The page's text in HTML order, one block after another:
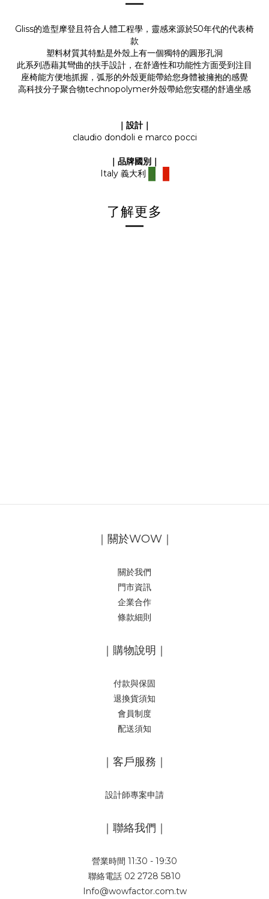
Gliss的造型摩登且符合人體工程學，靈感來源於50年代的代表椅
款
塑料材質其特點是外殼上有一個獨特的圓形孔洞
此系列憑藉其彎曲的扶手設計，在舒適性和功能性方面受到注目
座椅能方便地抓握，弧形的外殼更能帶給您身體被擁抱的感覺
高科技分子聚合物technopolymer外殼帶給您安穩的舒適坐感
｜設計｜
claudio dondoli e marco pocci
｜品牌國別 ｜
Italy義大利
了解更多
｜關於WOW｜
關於我們
門市資訊
企業合作
條款細則
｜購物說明｜
付款與保固
退換貨須知
會員制度
配送須知
｜客戶服務｜
設計師專案申請
｜聯絡我們｜
營業時間 11:30 - 19:30
聯絡電話 02 2728 5810
Info@wowfactor.com.tw